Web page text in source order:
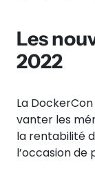
Les
2022
La
vanter les
la rentabilité
l’occasion de